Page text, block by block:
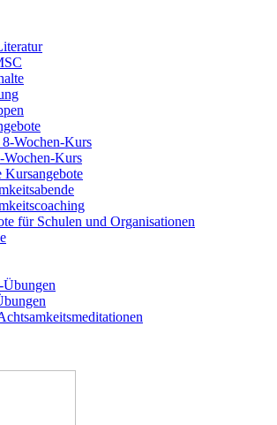
Wochen-Kurs
Wochen-Kurs
Kursangebote
für Schulen und Organisationen